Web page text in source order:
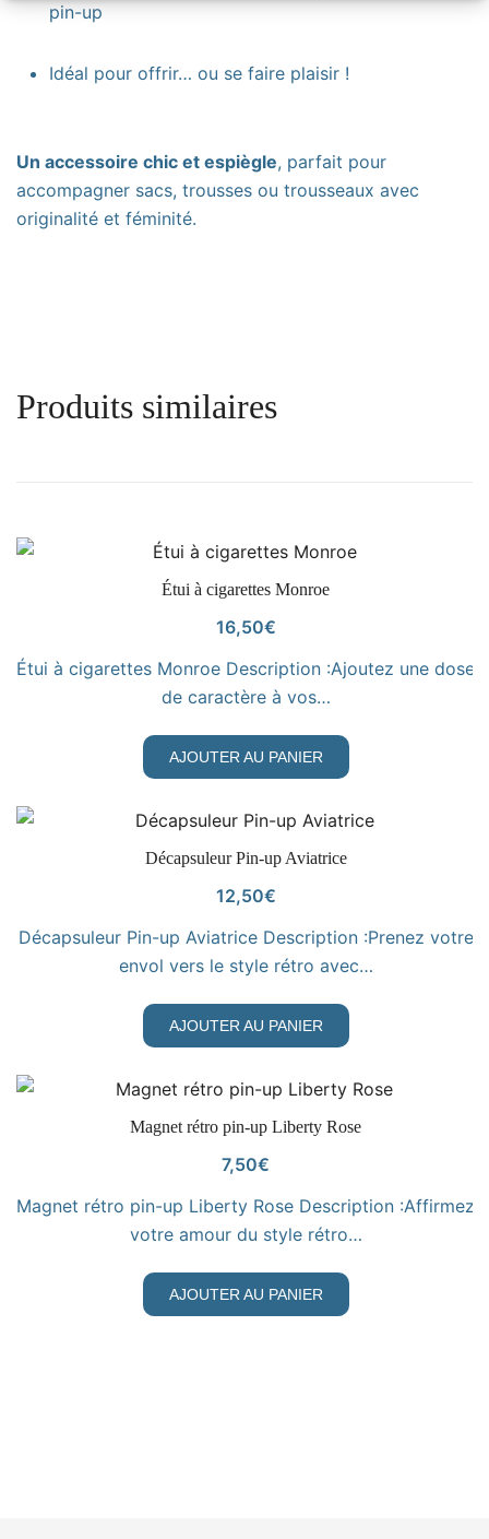
pin-up
Idéal pour offrir… ou se faire plaisir !
Un accessoire chic et espiègle, parfait pour
accompagner sacs, trousses ou trousseaux avec
originalité et féminité.
Produits similaires
VOIR LE PRODUIT
Étui à cigarettes Monroe
16,50€
Étui à cigarettes Monroe Description :Ajoutez une dose
de caractère à vos…
AJOUTER AU PANIER
VOIR LE PRODUIT
Décapsuleur Pin-up Aviatrice
12,50€
Décapsuleur Pin-up Aviatrice Description :Prenez votre
envol vers le style rétro avec…
AJOUTER AU PANIER
VOIR LE PRODUIT
Magnet rétro pin-up Liberty Rose
7,50€
Magnet rétro pin-up Liberty Rose Description :Affirmez
votre amour du style rétro…
AJOUTER AU PANIER